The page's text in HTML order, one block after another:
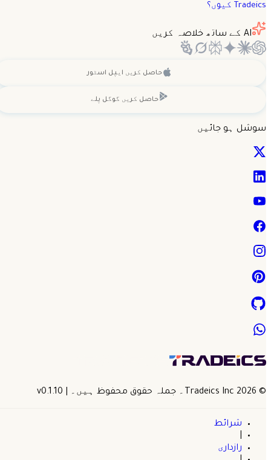
Tradeics کیوں؟
AI کے ساتھ خلاصہ کریں
حاصل کریں ایپل اسٹور
حاصل کریں گوگل پلے
سوشل ہو جائیں
©
2026 Tradeics Inc۔ جملہ حقوق محفوظ ہیں۔ | v
0.1.10
شرائط
رازداری